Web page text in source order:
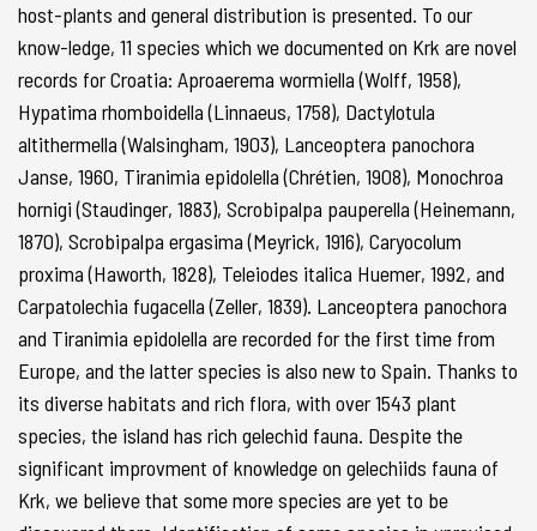
host-plants and general distribution is presented. To our
know-ledge, 11 species which we documented on Krk are novel
records for Croatia: Aproaerema wormiella (Wolff, 1958),
Hypatima rhomboidella (Linnaeus, 1758), Dactylotula
altithermella (Walsingham, 1903), Lanceoptera panochora
Janse, 1960, Tiranimia epidolella (Chrétien, 1908), Monochroa
hornigi (Staudinger, 1883), Scrobipalpa pauperella (Heinemann,
1870), Scrobipalpa ergasima (Meyrick, 1916), Caryocolum
proxima (Haworth, 1828), Teleiodes italica Huemer, 1992, and
Carpatolechia fugacella (Zeller, 1839). Lanceoptera panochora
and Tiranimia epidolella are recorded for the first time from
Europe, and the latter species is also new to Spain. Thanks to
its diverse habitats and rich flora, with over 1543 plant
species, the island has rich gelechid fauna. Despite the
significant improvment of knowledge on gelechiids fauna of
Krk, we believe that some more species are yet to be